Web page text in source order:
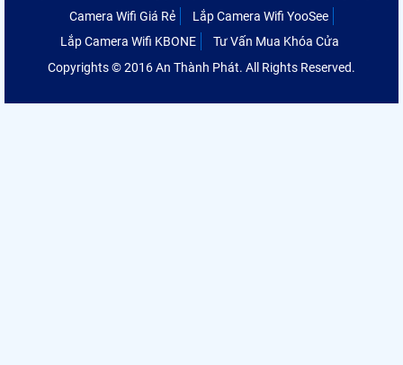
Camera Wifi Giá Rẻ
Lắp Camera Wifi YooSee
Lắp Camera Wifi KBONE
Tư Vấn Mua Khóa Cửa
Copyrights © 2016 An Thành Phát. All Rights Reserved.